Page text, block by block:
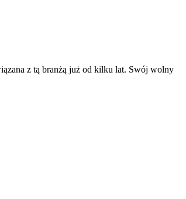
z tą branżą już od kilku lat. Swój wolny